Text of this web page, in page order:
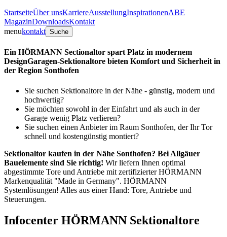
StartseiteÜber unsKarriereAusstellungInspirationenABE
MagazinDownloadsKontakt
menukontakt Suche
Ein HÖRMANN Sectionaltor spart Platz in modernem
DesignGaragen-Sektionaltore bieten Komfort und Sicherheit in
der Region Sonthofen
Sie suchen Sektionaltore in der Nähe - günstig, modern und
hochwertig?
Sie möchten sowohl in der Einfahrt und als auch in der
Garage wenig Platz verlieren?
Sie suchen einen Anbieter im Raum Sonthofen, der Ihr Tor
schnell und kostengünstig montiert?
Sektionaltor kaufen in der Nähe Sonthofen? Bei Allgäuer
Bauelemente sind Sie richtig! Wir liefern Ihnen optimal
abgestimmte Tore und Antriebe mit zertifizierter HÖRMANN
Markenqualität "Made in Germany". HÖRMANN
Systemlösungen! Alles aus einer Hand: Tore, Antriebe und
Steuerungen.
Infocenter HÖRMANN Sektionaltore